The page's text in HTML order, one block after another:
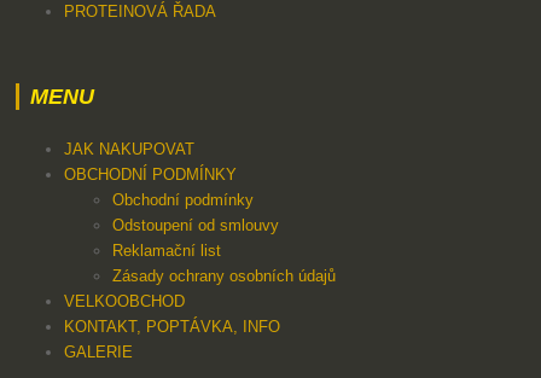
PROTEINOVÁ ŘADA
MENU
JAK NAKUPOVAT
OBCHODNÍ PODMÍNKY
Obchodní podmínky
Odstoupení od smlouvy
Reklamační list
Zásady ochrany osobních údajů
VELKOOBCHOD
KONTAKT, POPTÁVKA, INFO
GALERIE